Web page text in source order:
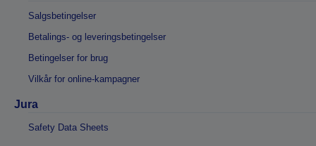
Salgsbetingelser
Betalings- og leveringsbetingelser
Betingelser for brug
Vilkår for online-kampagner
Jura
Safety Data Sheets